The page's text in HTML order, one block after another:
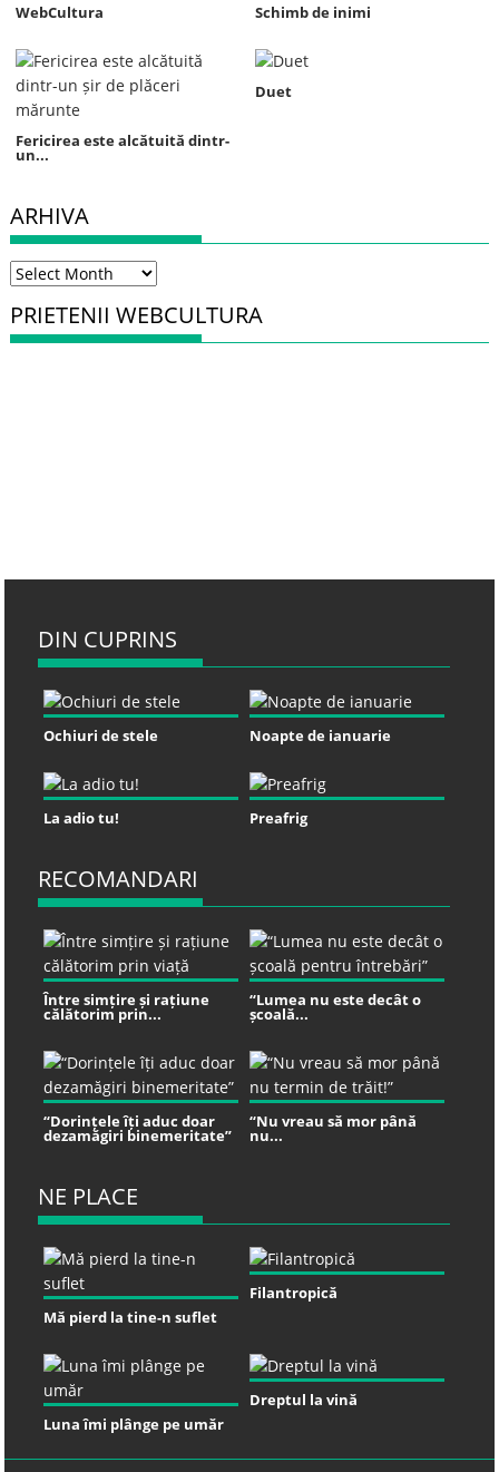
WebCultura Schimb de inimi
Fericirea este alcătuită dintr-
un...
Duet
ARHIVA
Arhiva
PRIETENII WEBCULTURA
DIN CUPRINS
Ochiuri de stele Noapte de ianuarie
La adio tu! Preafrig
RECOMANDARI
Între simțire și rațiune
călătorim prin...
“Lumea nu este decât o
școală...
“Dorințele îți aduc doar
dezamăgiri binemeritate”
“Nu vreau să mor până
nu...
NE PLACE
Mă pierd la tine-n suflet
Filantropică
Luna îmi plânge pe umăr
Dreptul la vină